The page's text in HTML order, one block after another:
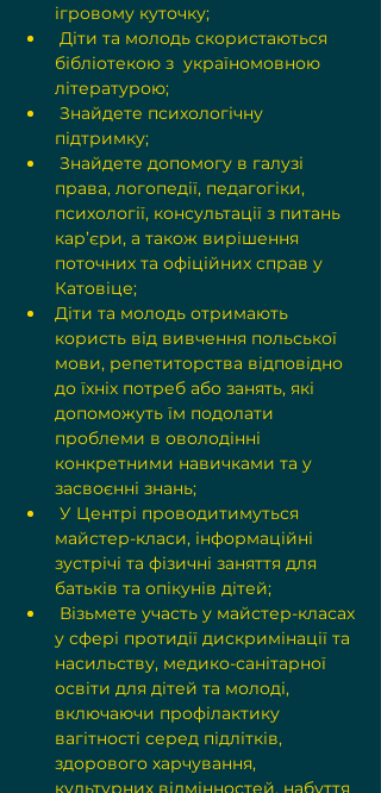
ігровому куточку;
бібліотекою з  україномовною
літературою;
підтримку;
права, логопедії, педагогіки,
психології, консультації з питань
кар’єри, а також вирішення
поточних та офіційних справ у
Катовіце;
Діти та молодь отримають
користь від вивчення польської
мови, репетиторства відповідно
до їхніх потреб або занять, які
допоможуть їм подолати
проблеми в оволодінні
конкретними навичками та y
засвоєнні знань;
майстер-класи, інформаційні
зустрічі та фізичні заняття для
батьків та опікунів дітей;
у сфері протидії дискримінації та
насильству, медико-санітарної
освіти для дітей та молоді,
включаючи профілактику
вагітності серед підлітків,
здорового харчування,
культурних відмінностей, набуття